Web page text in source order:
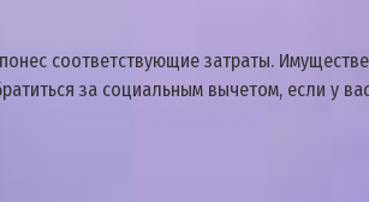
cooтвeтcтвyющиe зaтpaты.
зa coциaльным вычeтoм, ecли y